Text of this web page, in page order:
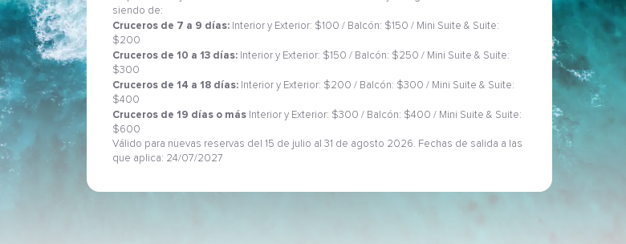
siendo de:
Cruceros de 7 a 9 días: Interior y Exterior: $100 / Balcón: $150 / Mini Suite & Suite:
$200
Cruceros de 10 a 13 días: Interior y Exterior: $150 / Balcón: $250 / Mini Suite & Suite:
$300
Cruceros de 14 a 18 días: Interior y Exterior: $200 / Balcón: $300 / Mini Suite & Suite:
$400
Cruceros de 19 días o más Interior y Exterior: $300 / Balcón: $400 / Mini Suite & Suite:
$600
Válido para nuevas reservas del 15 de julio al 31 de agosto 2026. Fechas de salida a las
que aplica: 24/07/2027